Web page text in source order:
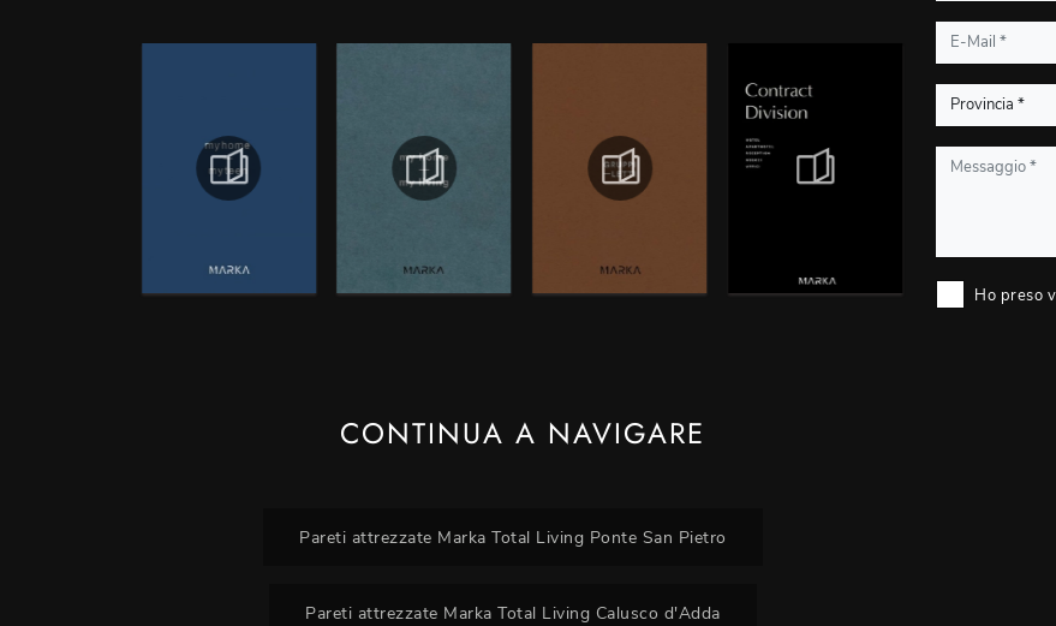
CONTINUA A NAVIGARE
Pareti attrezzate Marka Total Living Ponte San Pietro
Pareti attrezzate Marka Total Living Calusco d'Adda
Ho preso